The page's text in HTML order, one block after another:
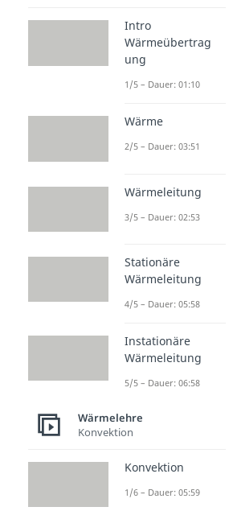
In deiner
Sommer kaum
so heiß ist? Was
Wärmefluss zu
den
berechnen
in diesem
den vollen
deiner
Was
kann man
Fangen wir
Intro
Wärmeübertrag
ung
1/5 – Dauer: 01:10
Wärme
2/5 – Dauer: 03:51
Wärmeleitung
3/5 – Dauer: 02:53
Stationäre
Wärmeleitung
4/5 – Dauer: 05:58
Instationäre
Wärmeleitung
5/5 – Dauer: 06:58
Wärmelehre
Konvektion
Konvektion
1/6 – Dauer: 05:59